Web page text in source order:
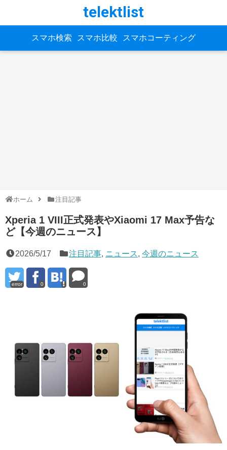
telektlist
スマホ検索 スマホ比較 スマホコーティング
ホーム 注目記事
Xperia 1 VIII正式発表やXiaomi 17 Max予告な
ど【今週のニュース】
2026/5/17 注目記事, ニュース,今週のニュース
error 0 0